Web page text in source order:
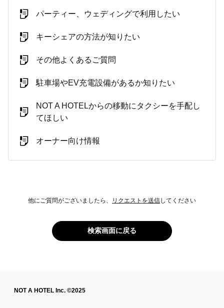
パーティー、ウェディングで利用したい
キーシェアの方法が知りたい
その他よくあるご質問
駐車場やEV充電設備があるか知りたい
NOT A HOTELからの移動にタクシーを手配し
てほしい
オーナー向け情報
他にご質問がございましたら、 リクエストを送信してください
検索画面に戻る
NOT A HOTEL Inc. ©2025